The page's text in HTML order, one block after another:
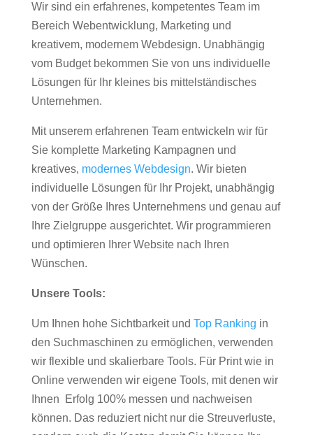
Wir sind ein erfahrenes, kompetentes Team im
Bereich Webentwicklung, Marketing und
kreativem, modernem Webdesign. Unabhängig
vom Budget bekommen Sie von uns individuelle
Lösungen für Ihr kleines bis mittelständisches
Unternehmen.
Mit unserem erfahrenen Team entwickeln wir für
Sie komplette Marketing Kampagnen und
kreatives, modernes Webdesign. Wir bieten
individuelle Lösungen für Ihr Projekt, unabhängig
von der Größe Ihres Unternehmens und genau auf
Ihre Zielgruppe ausgerichtet. Wir programmieren
und optimieren Ihrer Website nach Ihren
Wünschen.
Unsere Tools:
Um Ihnen hohe Sichtbarkeit und Top Ranking in
den Suchmaschinen zu ermöglichen, verwenden
wir flexible und skalierbare Tools. Für Print wie in
Online verwenden wir eigene Tools, mit denen wir
Ihnen Erfolg 100% messen und nachweisen
können. Das reduziert nicht nur die Streuverluste,